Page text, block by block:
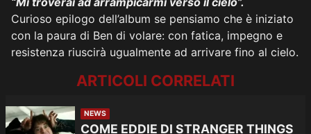
Curioso epilogo dell’album se pensiamo che è iniziato
con la paura di Ben di volare: con fatica, impegno e
resistenza riuscirà ugualmente ad arrivare fino al cielo.
ARTICOLI CORRELATI
NEWS
COME EDDIE DI STRANGER THINGS